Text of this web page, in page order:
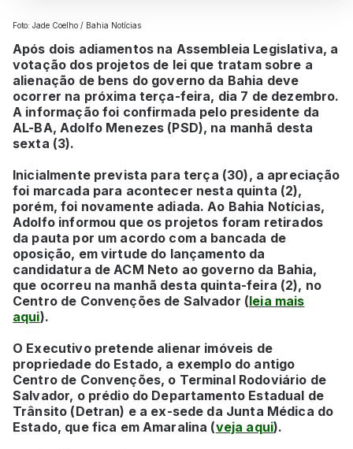
Foto: Jade Coelho / Bahia Notícias
Após dois adiamentos na Assembleia Legislativa, a
votação dos projetos de lei que tratam sobre a
alienação de bens do governo da Bahia deve
ocorrer na próxima terça-feira, dia 7 de dezembro.
A informação foi confirmada pelo presidente da
AL-BA, Adolfo Menezes (PSD), na manhã desta
sexta (3).
Inicialmente prevista para terça (30), a apreciação
foi marcada para acontecer nesta quinta (2),
porém, foi novamente adiada. Ao Bahia Notícias,
Adolfo informou que os projetos foram retirados
da pauta por um acordo com a bancada de
oposição, em virtude do lançamento da
candidatura de ACM Neto ao governo da Bahia,
que ocorreu na manhã desta quinta-feira (2), no
Centro de Convenções de Salvador (leia mais
aqui).
O Executivo pretende alienar imóveis de
propriedade do Estado, a exemplo do antigo
Centro de Convenções, o Terminal Rodoviário de
Salvador, o prédio do Departamento Estadual de
Trânsito (Detran) e a ex-sede da Junta Médica do
Estado, que fica em Amaralina (veja aqui).